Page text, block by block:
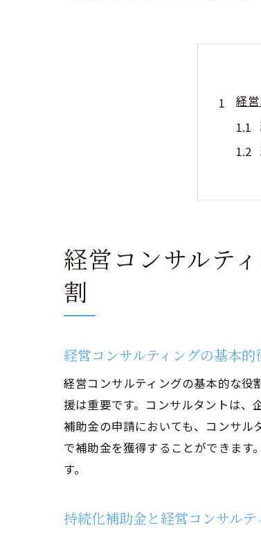
経
神
経
経営コンサルテ
割
経営コンサルティングの基本的
経営コンサルティングの基本的な役
援は重要です。コンサルタントは、
補助金の申請においても、コンサル
で補助金を獲得することができま
す。
持続化補助金と経営コンサル